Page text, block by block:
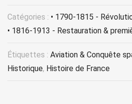
Catégories : • 1790-1815 -
• 1816-1913 - Restauration &
Étiquettes : Aviation & Conquête
Historique, Histoire de France